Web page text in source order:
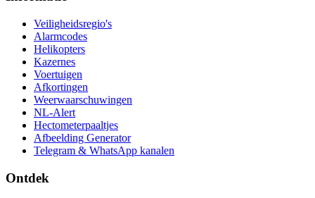
Veiligheidsregio's
Alarmcodes
Helikopters
Kazernes
Voertuigen
Afkortingen
Weerwaarschuwingen
NL-Alert
Hectometerpaaltjes
Afbeelding Generator
Telegram & WhatsApp kanalen
Ontdek